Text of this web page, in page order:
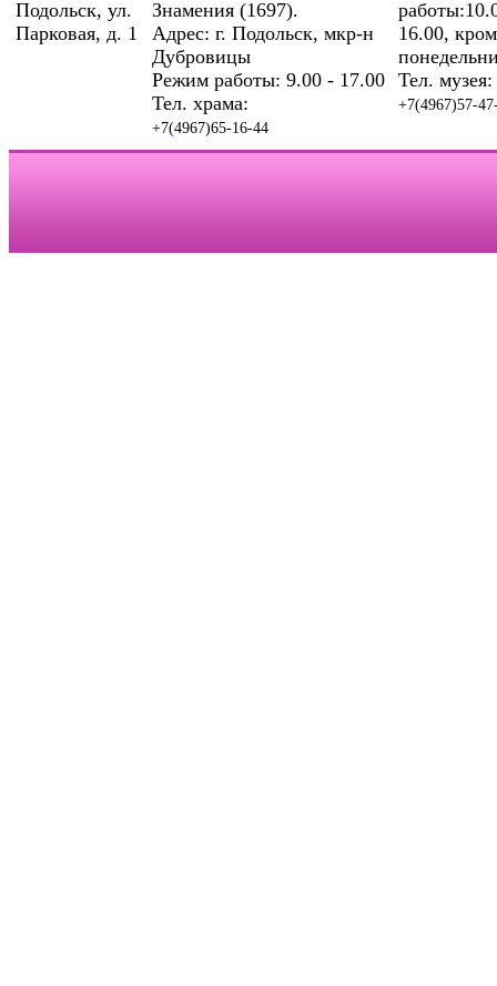
Подольск, ул.
Парковая, д. 1
Знамения (1697).
Адрес: г. Подольск, мкр-н
Дубровицы
Режим работы: 9.00 - 17.00
Тел. храма:
+7(4967)65-16-44
16.00,
Тел. музея:
+7(4967)57-